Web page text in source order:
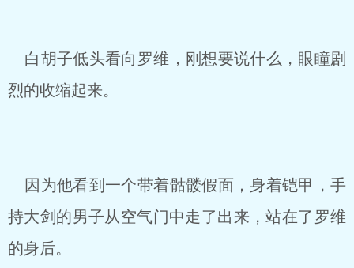
白胡子低头看向罗维，刚想要说什么，眼瞳剧
烈的收缩起来。
因为他看到一个带着骷髅假面，身着铠甲，手
持大剑的男子从空气门中走了出来，站在了罗维
的身后。